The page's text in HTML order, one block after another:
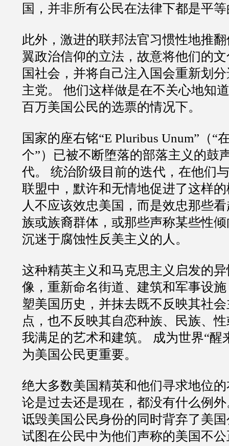
国，并非所有公民在法律下都是平
此外，激进的联邦法官习惯性地推
翼政治信仰的立法，故意将他们的
国社会，并将自己注入国会重新划
主党。 他们这样做是在不关心地知
百万美国公民的选票的情况下。
国家的座右铭“E Pluribus Unum”（“
个”）已被不断堕落的部落主义的鼓
代。 统治阶级目前的迭代，在他们
联盟中，默许和无情地促进了这样
人不应该效忠美国，而是效忠那些
族或族裔群体，或那些声称某些性
沉迷于腐蚀性反美主义的人。
这种精英主义和马克思主义启发的
像，重新命名街道、建筑和军事设
塑美国历史，并抹去既不反映其社
点，也不反映其自恋种族、民族、
我满足的艺术和建筑。 成为世界“醒
为美国公民更重要。
绝大多数美国精英和他们寻求地位
论是过去还是现在，都没有什么例
诋毁美国公民身份的同时背弃了美
试图在公民中为他们声称的美国不